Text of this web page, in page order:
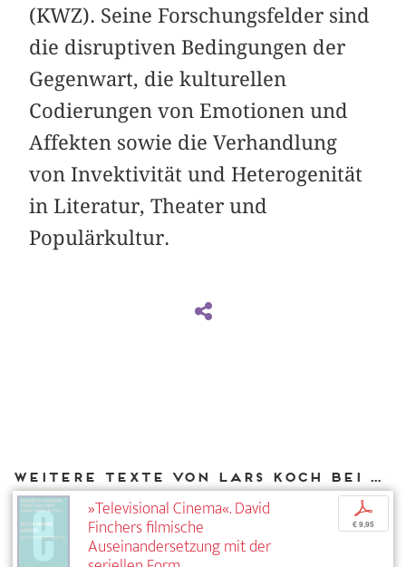
(KWZ). Seine Forschungsfelder sind
die disruptiven Bedingungen der
Gegenwart, die kulturellen
Codierungen von Emotionen und
Affekten sowie die Verhandlung
von Invektivität und Heterogenität
in Literatur, Theater und
Populärkultur.
Weitere Texte von Lars Koch bei DIAPHANES
»Televisional Cinema«. David
Finchers filmische
Auseinandersetzung mit der
p
€ 9,95